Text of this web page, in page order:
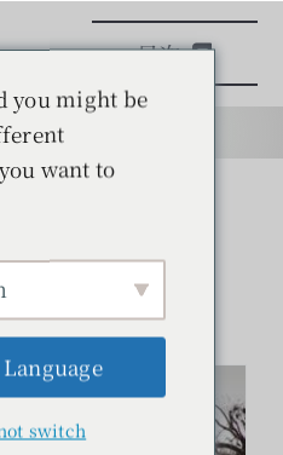
目次
の
ぶ
的
you might be
want to
switch